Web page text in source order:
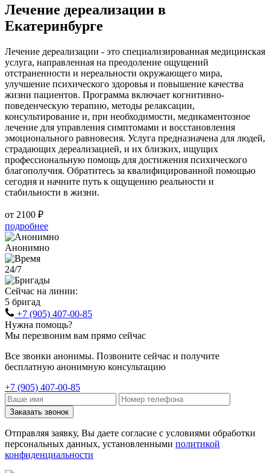
Лечение дереализации в
Екатеринбурге
Лечение дереализации - это специализированная медицинская
услуга, направленная на преодоление ощущений
отстраненности и нереальности окружающего мира,
улучшение психического здоровья и повышение качества
жизни пациентов. Программа включает когнитивно-
поведенческую терапию, методы релаксации,
консультирование и, при необходимости, медикаментозное
лечение для управления симптомами и восстановления
эмоционального равновесия. Услуга предназначена для людей,
страдающих дереализацией, и их близких, ищущих
профессиональную помощь для достижения психического
благополучия. Обратитесь за квалифицированной помощью
сегодня и начните путь к ощущению реальности и
стабильности в жизни.
от 2100 ₽
подробнее
Анонимно
24/7
Сейчас на линии:
5 бригад
+7 (905) 407-00-85
Нужна помощь?
Мы перезвоним вам прямо сейчас
Все звонки анонимы. Позвоните сейчас и получите
бесплатную анонимную консультацию
+7 (905) 407-00-85
Заказать звонок
Отправляя заявку, Вы даете согласие с условиями обработки
персональных данных, установленными политикой
конфиденциальности